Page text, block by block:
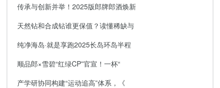
传承与创新并举！2025版郎牌郎酒焕新
天然钻和合成钻谁更保值？读懂稀缺与
纯净海岛·就是享跑2025长岛环岛半程
顺品郎×雪碧“红绿CP”官宣！一杯“
产学研协同构建“运动追高”体系，《